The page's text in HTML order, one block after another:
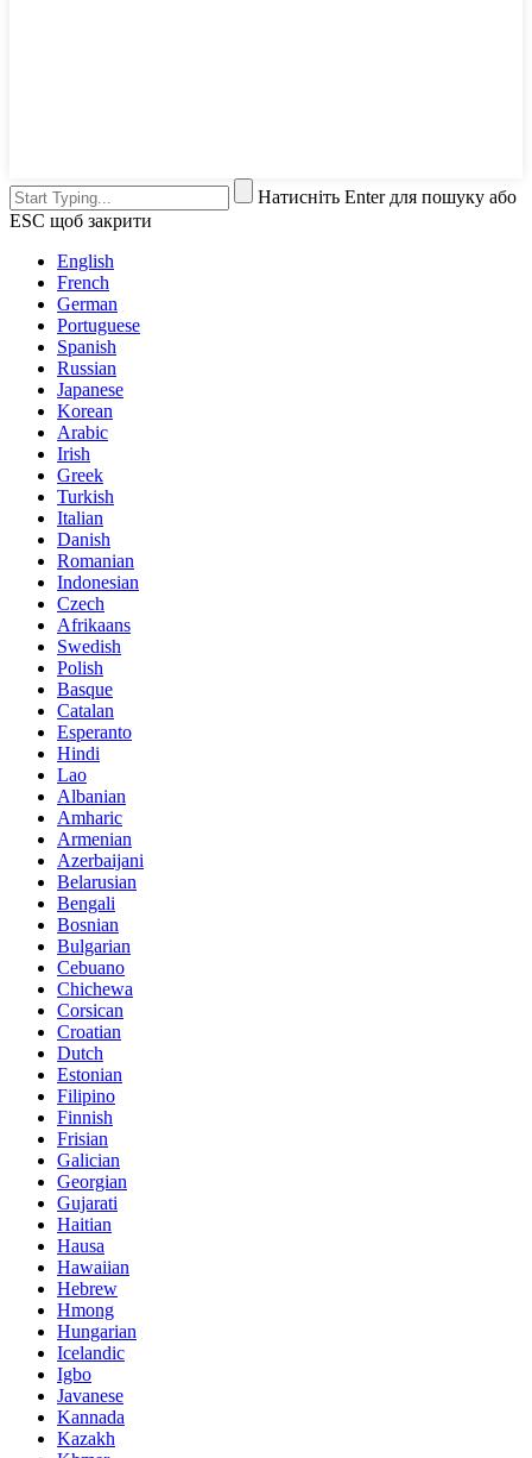
Натисніть Enter для пошуку або
ESC щоб закрити
English
French
German
Portuguese
Spanish
Russian
Japanese
Korean
Arabic
Irish
Greek
Turkish
Italian
Danish
Romanian
Indonesian
Czech
Afrikaans
Swedish
Polish
Basque
Catalan
Esperanto
Hindi
Lao
Albanian
Amharic
Armenian
Azerbaijani
Belarusian
Bengali
Bosnian
Bulgarian
Cebuano
Chichewa
Corsican
Croatian
Dutch
Estonian
Filipino
Finnish
Frisian
Galician
Georgian
Gujarati
Haitian
Hausa
Hawaiian
Hebrew
Hmong
Hungarian
Icelandic
Igbo
Javanese
Kannada
Kazakh